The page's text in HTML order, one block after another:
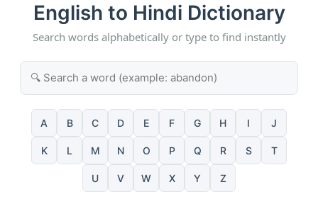
English to Hindi Dictionary
Search words alphabetically or type to find instantly
A B C D E F G H I J
K L M N O P Q R S T
U V W X Y Z